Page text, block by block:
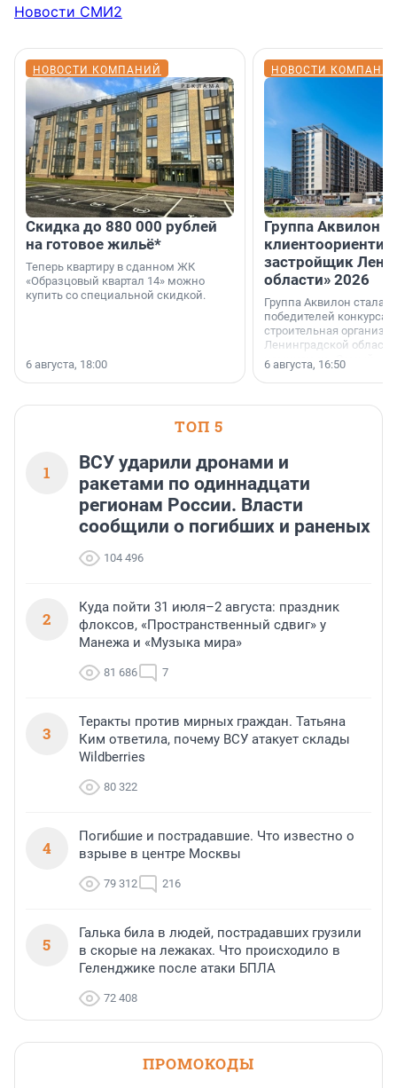
Новости СМИ2
НОВОСТИ КОМПАНИЙ
Скидка до 880 000 рублей
на готовое жильё*
Теперь квартиру в сданном ЖК
«Образцовый квартал 14» можно
купить со специальной скидкой.
6 августа, 18:00
НОВОСТИ
Группа Аквилон
застройщик
области» 2026
Группа Аквилон стала
победителей конкурса
строительная
Ленинградской области
номинации «Самый
застройщик
области».
6 августа, 16:50
ТОП 5
1
ВСУ ударили дронами и
ракетами по одиннадцати
регионам России. Власти
сообщили о погибших и раненых
104 496
2
Куда пойти 31 июля–2 августа: праздник
флоксов, «Пространственный сдвиг» у
Манежа и «Музыка мира»
81 686 7
3
Теракты против мирных граждан. Татьяна
Ким ответила, почему ВСУ атакует склады
Wildberries
80 322
4
Погибшие и пострадавшие. Что известно о
взрыве в центре Москвы
79 312 216
5
Галька била в людей, пострадавших грузили
в скорые на лежаках. Что происходило в
Геленджике после атаки БПЛА
72 408
ПРОМОКОДЫ